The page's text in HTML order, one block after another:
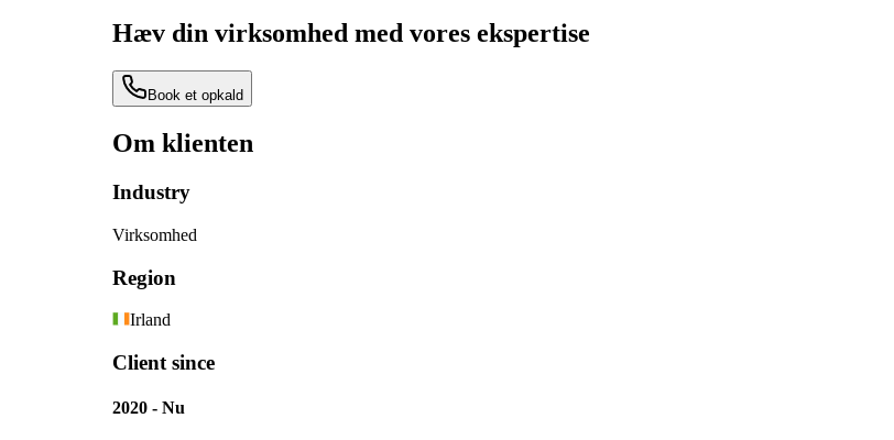
Hæv din virksomhed med vores ekspertise
Book et opkald
Om klienten
Industry
Virksomhed
Region
Irland
Client since
2020 - Nu